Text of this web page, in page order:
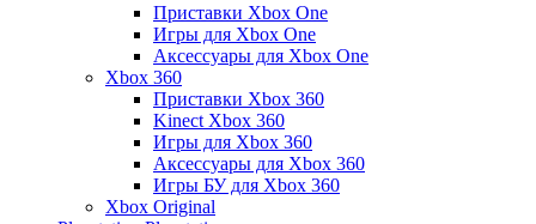
Приставки Xbox One
Игры для Xbox One
Аксессуары для Xbox One
Xbox 360
Приставки Xbox 360
Kinect Xbox 360
Игры для Xbox 360
Аксессуары для Xbox 360
Игры БУ для Xbox 360
Xbox Original